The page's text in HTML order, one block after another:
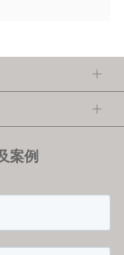
案例